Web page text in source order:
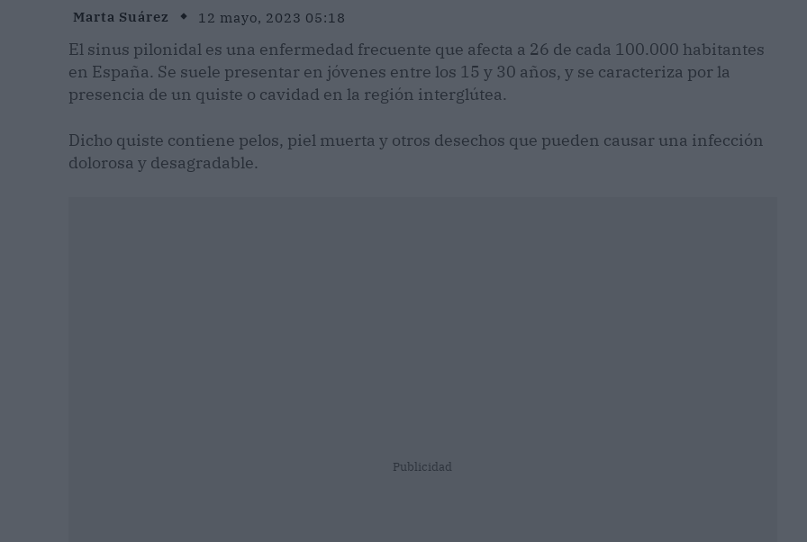
Marta Suárez 12 mayo, 2023 05:18
El sinus pilonidal es una enfermedad frecuente que afecta a 26 de cada 100.000 habitantes
en España. Se suele presentar en jóvenes entre los 15 y 30 años, y se caracteriza por la
presencia de un quiste o cavidad en la región interglútea.
Dicho quiste contiene pelos, piel muerta y otros desechos que pueden causar una infección
dolorosa y desagradable.
Publicidad